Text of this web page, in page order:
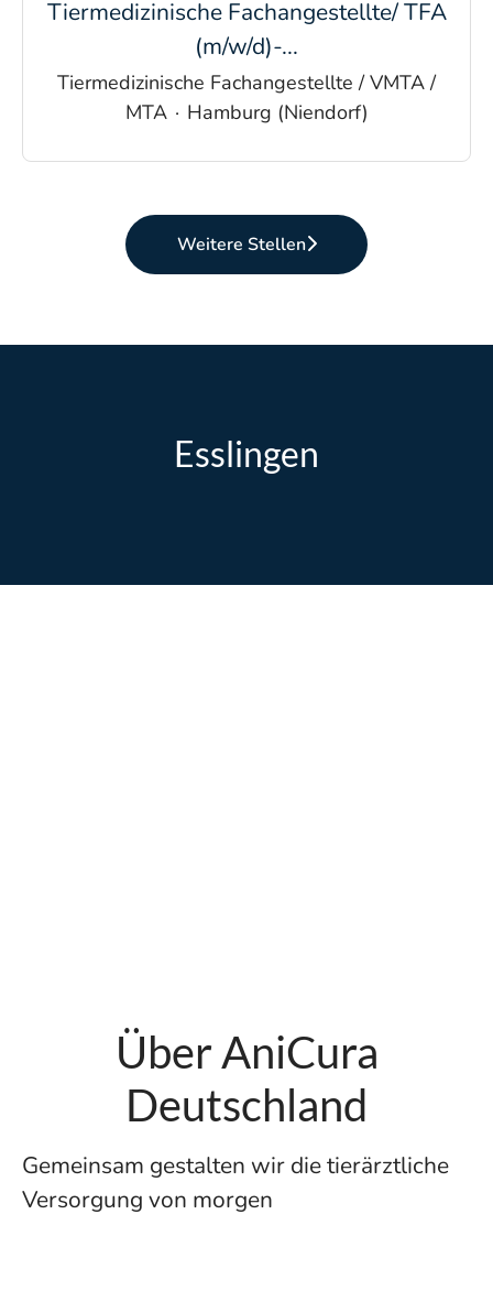
Tiermedizinische Fachangestellte/ TFA
(m/w/d)-...
Tiermedizinische Fachangestellte / VMTA /
MTA · Hamburg (Niendorf)
Weitere Stellen
Esslingen
Über AniCura
Deutschland
Gemeinsam gestalten wir die tierärztliche
Versorgung von morgen